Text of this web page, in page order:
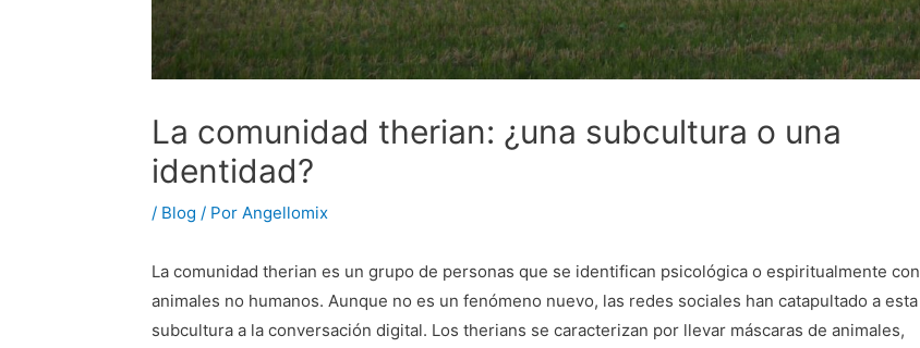
La comunidad therian: ¿una subcultura o una
identidad?
/ Blog / Por Angellomix
La comunidad therian es un grupo de personas que se identifican psicológica o espiritualmente con
animales no humanos. Aunque no es un fenómeno nuevo, las redes sociales han catapultado a esta
subcultura a la conversación digital. Los therians se caracterizan por llevar máscaras de animales,